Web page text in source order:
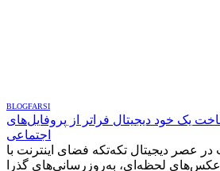
BLOGFARSI
یک خود دیجیتال فراتر از پروفایل‌های
اجتماعی
عصر دیجیتال تکه‌تکه فضای اینترنت با